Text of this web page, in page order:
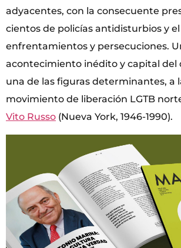
adyacentes, con la consecuente
cientos de policías antidisturbios y
enfrentamientos y persecuciones.
acontecimiento inédito y capital del
una de las figuras determinantes, a
movimiento de liberación LGTB
Vito Russo (Nueva York, 1946-1990).